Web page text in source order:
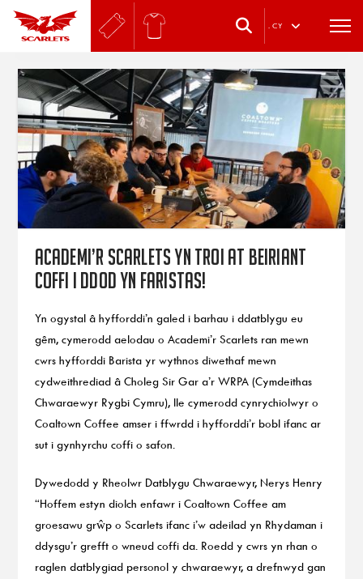
. CY
Academi’r Scarlets yn troi at beiriant
coffi i ddod yn faristas!
Yn ogystal â hyfforddi’n galed i barhau i ddatblygu eu
gêm, cymerodd aelodau o Academi’r Scarlets ran mewn
cwrs hyfforddi Barista yr wythnos diwethaf mewn
cydweithrediad â Choleg Sir Gar a’r WRPA (Cymdeithas
Chwaraewyr Rygbi Cymru), lle cymerodd cynrychiolwyr o
Coaltown Coffee amser i ffwrdd i hyfforddi’r bobl ifanc ar
sut i gynhyrchu coffi o safon.
Dywedodd y Rheolwr Datblygu Chwaraewyr, Nerys Henry
“Hoffem estyn diolch enfawr i Coaltown Coffee am
groesawu grŵp o Scarlets ifanc i’w adeilad yn Rhydaman i
ddysgu’r grefft o wneud coffi da. Roedd y cwrs yn rhan o
raglen datblygiad personol y chwaraewyr, a drefnwyd gan